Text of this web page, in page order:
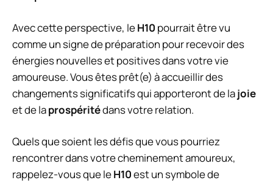
Avec cette perspective, leH10 pourrait être vu
comme un signe de préparation pour recevoir des
énergies nouvelles et positives dans votre vie
amoureuse. Vous êtes prêt(e) à accueillir des
changements significatifs qui apporteront de lajoie
et de laprospéritédans votre relation.
Quels que soient les défis que vous pourriez
rencontrer dans votre cheminement amoureux,
rappelez-vous que leH10est un symbole de